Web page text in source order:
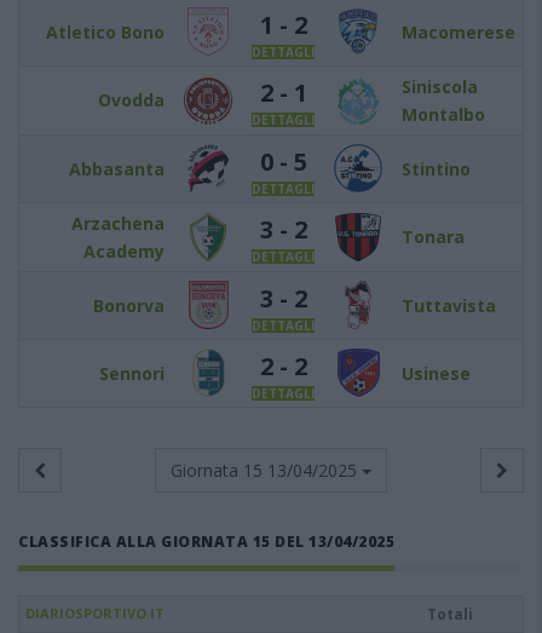
Atletico Bono 1 - 2
DETTAGLI
Macomerese
Ovodda 2 - 1
DETTAGLI
Siniscola
Montalbo
Abbasanta 0 - 5
DETTAGLI
Stintino
Arzachena
Academy
3 - 2
DETTAGLI
Tonara
Bonorva 3 - 2
DETTAGLI
Tuttavista
Sennori 2 - 2
DETTAGLI
Usinese
Giornata 15 13/04/2025
CLASSIFICA ALLA GIORNATA 15 DEL 13/04/2025
DIARIOSPORTIVO.IT
Totali